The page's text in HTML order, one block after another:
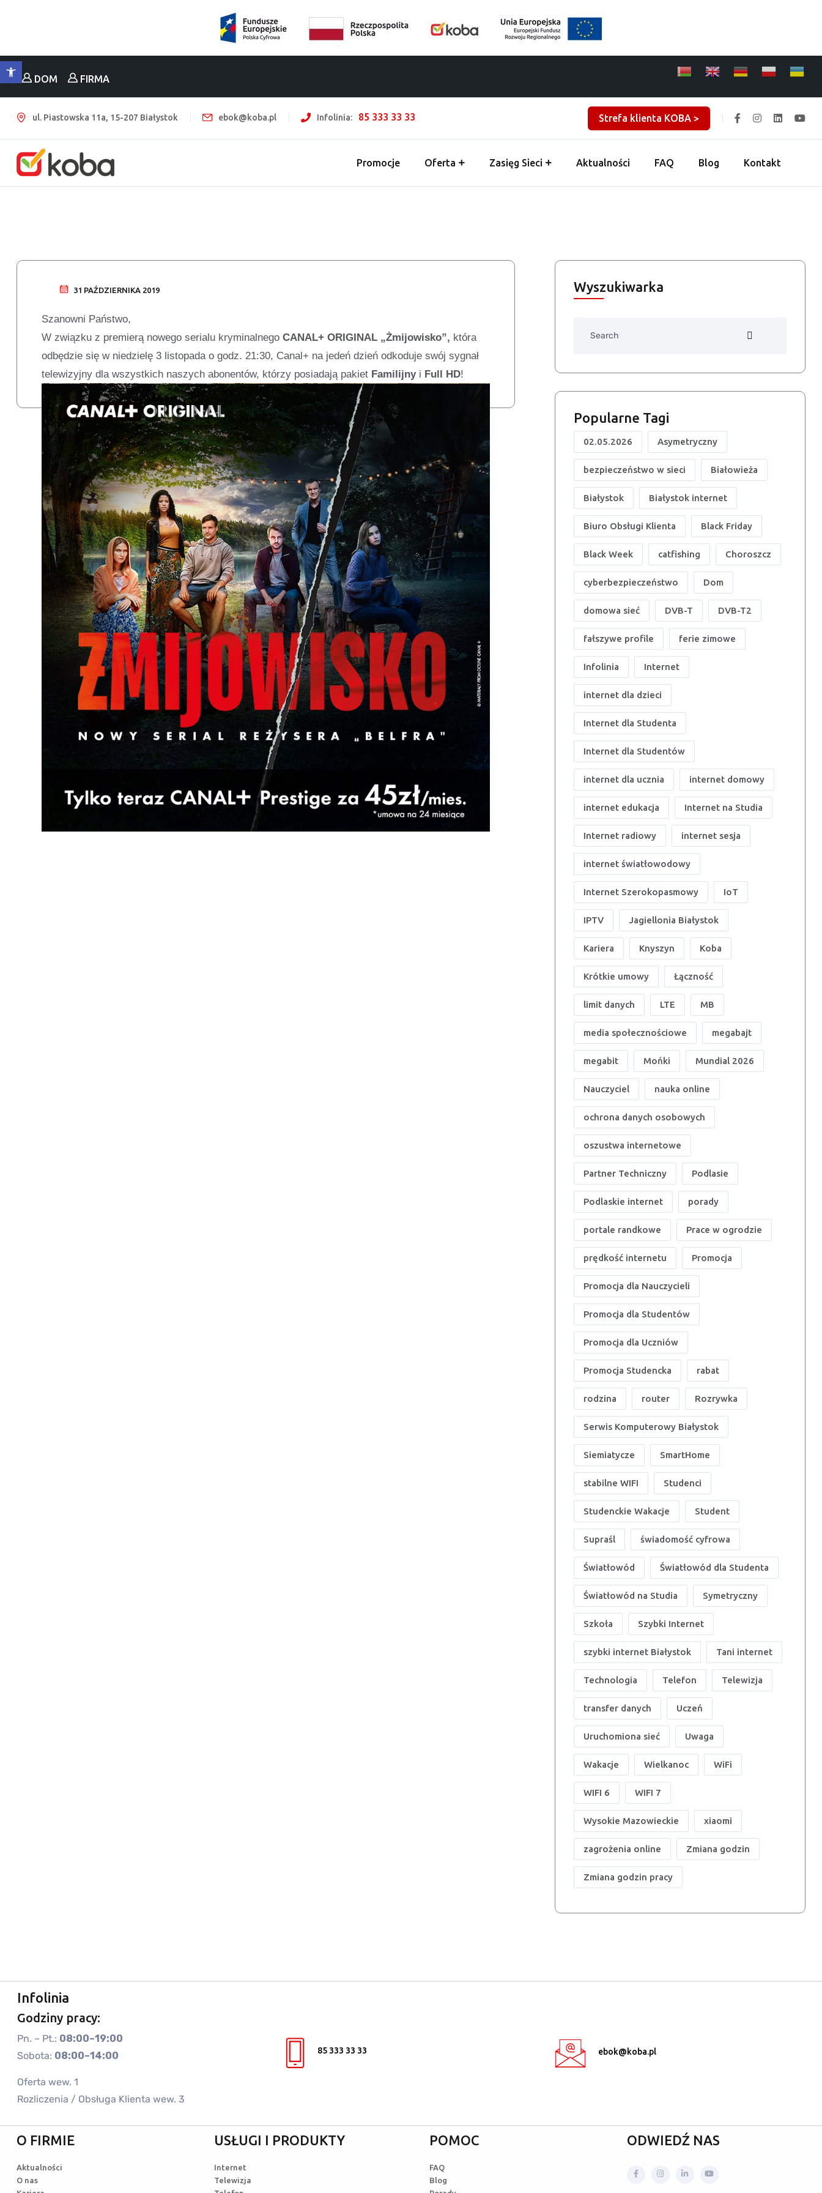
DOM FIRMA
ul. Piastowska 11a, 15-207 Białystok ebok@koba.pl Infolinia: 85 333 33 33 Strefa klienta KOBA >
Promocje Oferta Zasięg Sieci Aktualności FAQ Blog Kontakt
31 PAŹDZIERNIKA 2019
Szanowni Państwo,
W związku z premierą nowego serialu kryminalnego CANAL+ ORIGINAL „Żmijowisko”, która
odbędzie się w niedzielę 3 listopada o godz. 21:30, Canal+ na jedeń dzień odkoduje swój sygnał
telewizyjny dla wszystkich naszych abonentów, którzy posiadają pakiet Familijnyi Full HD!
Wyszukiwarka
Popularne Tagi
02.05.2026 Asymetryczny
bezpieczeństwo w sieci Białowieża
Białystok Białystok internet
Biuro Obsługi Klienta Black Friday
Black Week catfishing Choroszcz
cyberbezpieczeństwo Dom
domowa sieć DVB-T DVB-T2
fałszywe profile ferie zimowe
Infolinia Internet
internet dla dzieci
Internet dla Studenta
Internet dla Studentów
internet dla ucznia internet domowy
internet edukacja Internet na Studia
Internet radiowy internet sesja
internet światłowodowy
Internet Szerokopasmowy IoT
IPTV Jagiellonia Białystok
Kariera Knyszyn Koba
Krótkie umowy Łączność
limit danych LTE MB
media społecznościowe megabajt
megabit Mońki Mundial 2026
Nauczyciel nauka online
ochrona danych osobowych
oszustwa internetowe
Partner Techniczny Podlasie
Podlaskie internet porady
portale randkowe Prace w ogrodzie
prędkość internetu Promocja
Promocja dla Nauczycieli
Promocja dla Studentów
Promocja dla Uczniów
Promocja Studencka rabat
rodzina router Rozrywka
Serwis Komputerowy Białystok
Siemiatycze SmartHome
stabilne WIFI Studenci
Studenckie Wakacje Student
Supraśl świadomość cyfrowa
Światłowód Światłowód dla Studenta
Światłowód na Studia Symetryczny
Szkoła Szybki Internet
szybki internet Białystok Tani internet
Technologia Telefon Telewizja
transfer danych Uczeń
Uruchomiona sieć Uwaga
Wakacje Wielkanoc WiFi
WIFI 6 WIFI 7
Wysokie Mazowieckie xiaomi
zagrożenia online Zmiana godzin
Zmiana godzin pracy
Infolinia
Godziny pracy:
Pn. – Pt.: 08:00–19:00
Sobota: 08:00–14:00
Oferta wew. 1
Rozliczenia / Obsługa Klienta wew. 3
85 333 33 33 ebok@koba.pl
O FIRMIE
Aktualności
O nas
USŁUGI I PRODUKTY
Internet
Telewizja
POMOC
FAQ
Blog
ODWIEDŹ NAS
Otwórz pasek narzędzi